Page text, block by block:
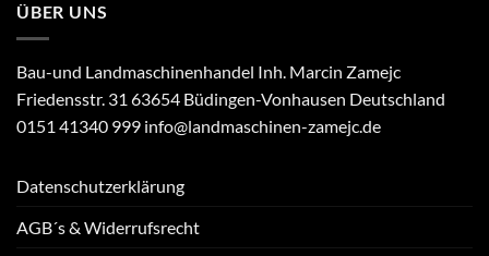
ÜBER UNS
Bau-und Landmaschinenhandel Inh. Marcin Zamejc
Friedensstr. 31 63654 Büdingen-Vonhausen Deutschland
0151 41340 999 info@landmaschinen-zamejc.de
Datenschutzerklärung
AGB´s & Widerrufsrecht